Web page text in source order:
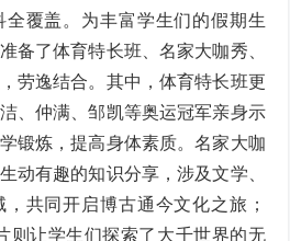
覆盖。为丰富学生们的假期生
备了体育特长班、名家大咖秀、
劳逸结合。其中，体育特长班更
、仲满、邹凯等奥运冠军亲身示
锻炼，提高身体素质。名家大咖
动有趣的知识分享，涉及文学、
共同开启博古通今文化之旅；
则让学生们探索了大千世界的无